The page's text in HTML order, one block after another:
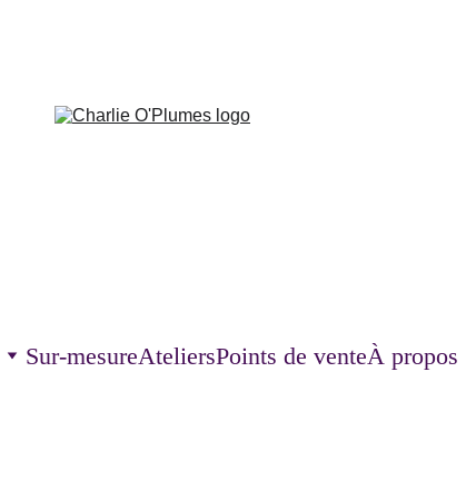
Sur-mesureAteliersPoints de venteÀ propos